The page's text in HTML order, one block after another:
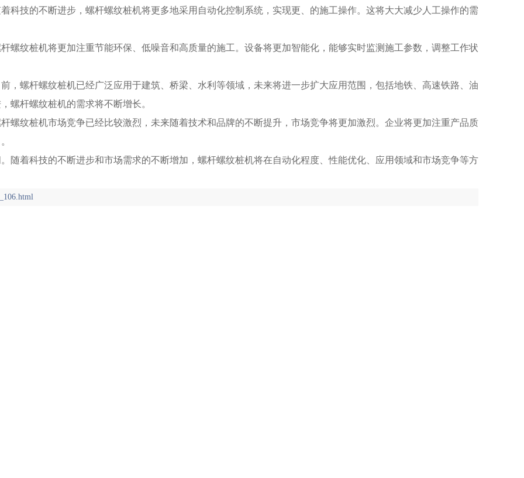
科技的不断进步，螺杆螺纹桩机将更多地采用自动化控制系统，实现更、的施工操作。这将大大减少人工操作的需
螺纹桩机将更加注重节能环保、低噪音和高质量的施工。设备将更加智能化，能够实时监测施工参数，调整工作状
，螺杆螺纹桩机已经广泛应用于建筑、桥梁、水利等领域，未来将进一步扩大应用范围，包括地铁、高速铁路、油
螺杆螺纹桩机的需求将不断增长。
螺纹桩机市场竞争已经比较激烈，未来随着技术和品牌的不断提升，市场竞争将更加激烈。企业将更加注重产品质
随着科技的不断进步和市场需求的不断增加，螺杆螺纹桩机将在自动化程度、性能优化、应用领域和市场竞争等方